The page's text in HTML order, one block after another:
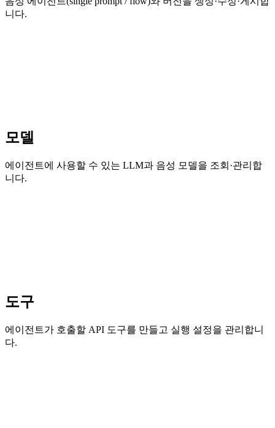
니다.
모델
에이전트에 사용할 수 있는 LLM과 음성 모델을 조회·관리합
니다.
도구
에이전트가 호출할 API 도구를 만들고 실행 설정을 관리합니
다.